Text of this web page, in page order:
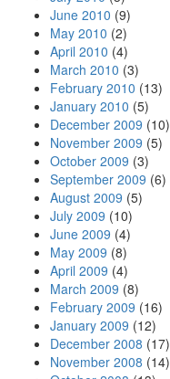
June 2010 (9)
May 2010 (2)
April 2010 (4)
March 2010 (3)
February 2010 (13)
January 2010 (5)
December 2009 (10)
November 2009 (5)
October 2009 (3)
September 2009 (6)
August 2009 (5)
July 2009 (10)
June 2009 (4)
May 2009 (8)
April 2009 (4)
March 2009 (8)
February 2009 (16)
January 2009 (12)
December 2008 (17)
November 2008 (14)